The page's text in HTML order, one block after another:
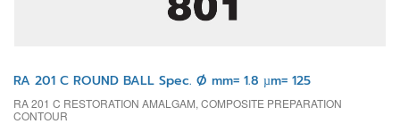
RA 201 C ROUND BALL Spec. Ø mm= 1.8 µm= 125
RA 201 C RESTORATION AMALGAM, COMPOSITE PREPARATION
CONTOUR